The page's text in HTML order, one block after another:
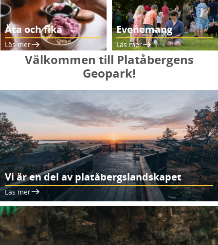
Äta och fika
Läs mer
Evenemang
Läs mer
Välkommen till Platåbergens
Geopark!
Vi är en del av platåbergslandskapet
Läs mer